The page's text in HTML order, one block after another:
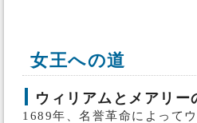
女王への道
ウィリアムとメアリー
1689年、名誉革命によって